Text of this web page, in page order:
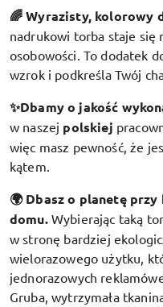
🌈 Wyrazisty, kolorowy
nadrukowi torba staje się
osobowości. To dodatek
wzrok i podkreśla Twój
✨Dbamy o jakość
w naszej polskiej
więc masz pewność, że
kątem.
🌍 Dbasz o planetę
domu. Wybierając taką
w stronę bardziej
wielorazowego użytku,
jednorazowych
Gruba, wytrzymała